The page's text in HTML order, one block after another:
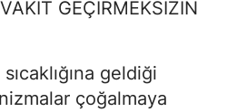
GEÇİRMEKSİZİN
geldiği
çoğalmaya